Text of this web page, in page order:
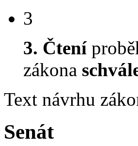
3
3. Čtení
zákona
Text návrhu
Senát